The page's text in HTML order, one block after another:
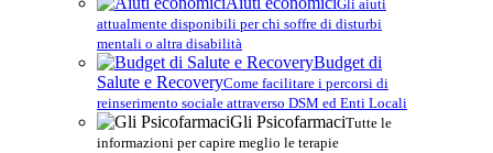
Gli aiuti
attualmente disponibili per chi soffre di disturbi
mentali o altra disabilità
Budget di
Salute e RecoveryCome facilitare i percorsi di
reinserimento sociale attraverso DSM ed Enti Locali
Gli PsicofarmaciTutte le
informazioni per capire meglio le terapie